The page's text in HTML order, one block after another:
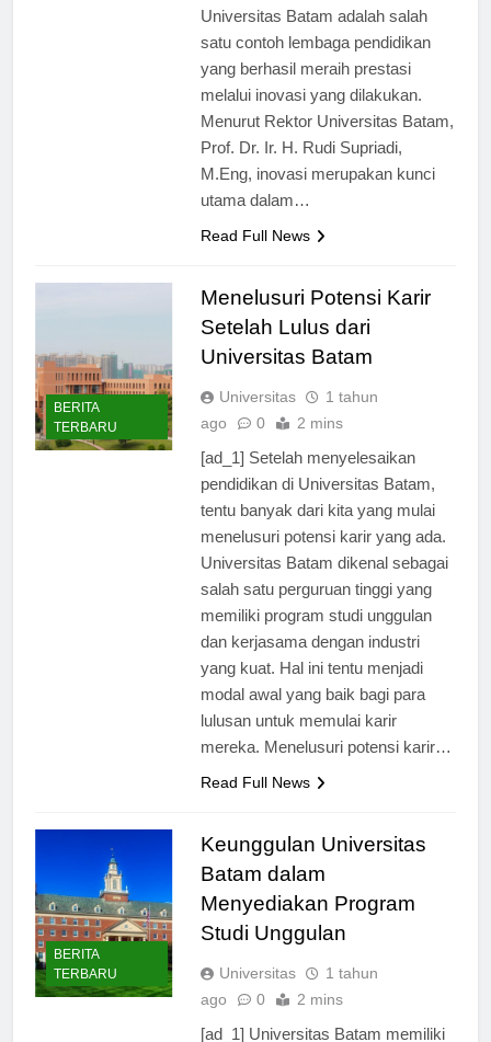
meningkatkan kualitas pendidikan.
Universitas Batam adalah salah
satu contoh lembaga pendidikan
yang berhasil meraih prestasi
melalui inovasi yang dilakukan.
Menurut Rektor Universitas Batam,
Prof. Dr. Ir. H. Rudi Supriadi,
M.Eng, inovasi merupakan kunci
BERITA
TERBARU
Menelusuri Potensi Karir
Setelah Lulus dari
Universitas
1 tahun
[ad_1] Setelah menyelesaikan
pendidikan di Universitas Batam,
tentu banyak dari kita yang mulai
menelusuri potensi karir yang ada.
Universitas Batam dikenal sebagai
salah satu perguruan tinggi yang
memiliki program studi unggulan
dan kerjasama dengan industri
yang kuat. Hal ini tentu menjadi
modal awal yang baik bagi para
lulusan untuk memulai karir
BERITA
TERBARU
Keunggulan Universitas
Batam dalam
Menyediakan Program
Studi Unggulan
Universitas
1 tahun